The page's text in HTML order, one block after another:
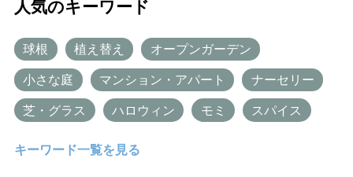
人気のキーワード
球根 植え替え オープンガーデン
小さな庭 マンション・アパート ナーセリー
芝・グラス ハロウィン モミ スパイス
キーワード一覧を見る